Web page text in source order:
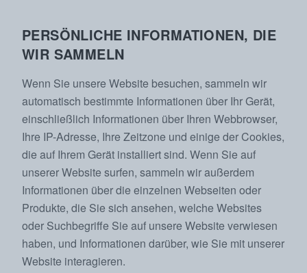
PERSÖNLICHE INFORMATIONEN, DIE
WIR SAMMELN
Wenn Sie unsere Website besuchen, sammeln wir
automatisch bestimmte Informationen über Ihr Gerät,
einschließlich Informationen über Ihren Webbrowser,
Ihre IP-Adresse, Ihre Zeitzone und einige der Cookies,
die auf Ihrem Gerät installiert sind. Wenn Sie auf
unserer Website surfen, sammeln wir außerdem
Informationen über die einzelnen Webseiten oder
Produkte, die Sie sich ansehen, welche Websites
oder Suchbegriffe Sie auf unsere Website verwiesen
haben, und Informationen darüber, wie Sie mit unserer
Website interagieren.